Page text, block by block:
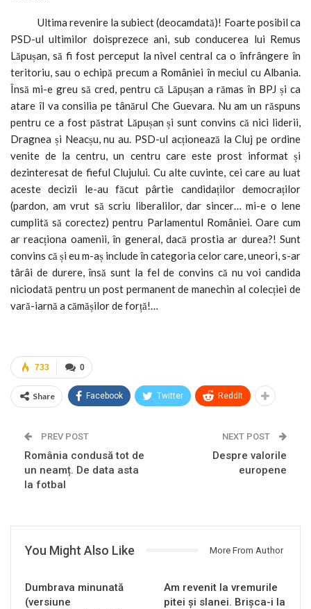
Ultima revenire la subiect (deocamdată)! Foarte posibil ca
PSD-ul ultimilor doisprezece ani, sub conducerea lui Remus
Lăpușan, să fi fost perceput la nivel central ca o înfrângere în
teritoriu, sau o echipă precum a României în meciul cu Albania.
Însă mi-e greu să cred, pentru că Lăpușan a rămas în BPJ și ca
atare îl va consilia pe tânărul Che Guevara. Nu am un răspuns
pentru ce a fost păstrat Lăpușan și sunt convins că nici liderii,
Dragnea și Neacșu, nu au. PSD-ul acționează la Cluj pe ordine
venite de la centru, un centru care este prost informat și
dezinteresat de fieful Clujului. Cu alte cuvinte, cei care au luat
aceste decizii le-au făcut pârtie candidaților democraților
(pardon, am vrut să scriu liberalilor, dar sincer… mi-e o lene
cumplită să corectez) pentru Parlamentul României. Oare cum
ar reacționa oamenii, în general, dacă prostia ar durea?! Sunt
convins că și eu m-aș include în categoria celor care, uneori, s-ar
târâi de durere, însă sunt la fel de convins că nu voi candida
niciodată pentru un post permanent de manechin al colecției de
vară-iarnă a cămășilor de forță!…
0
733
Share Facebook Twitter ReddIt
PREV POST
România condusă tot de
un neamț. De data asta
la fotbal
NEXT POST
Despre valorile
europene
You Might Also Like More From Author
Dumbrava minunată
(versiune
Am revenit la vremurile
pitei și slanei. Brișca-i la